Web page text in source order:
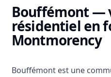
Bouffémont —
résidentiel en
Montmorency
Bouffémont est une